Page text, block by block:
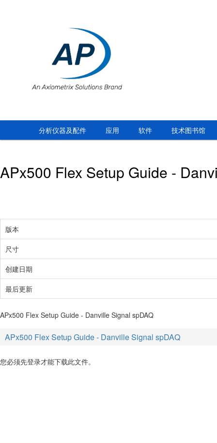
分析仪器及配件 应用 软件 技术图书馆
APx500 Flex Setup Guide -
版本
尺寸
创建日期
最后更新
APx500 Flex Setup Guide - Danville Signal spDAQ
APx500 Flex Setup Guide - Danville Signal spDAQ
您必须先登录才能下载此文件。